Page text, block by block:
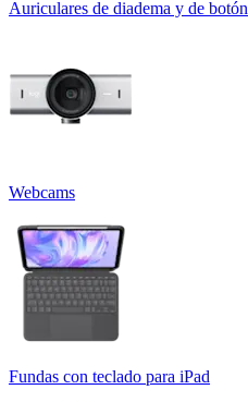
Auriculares de diadema y de botón
Webcams
Fundas con teclado para iPad